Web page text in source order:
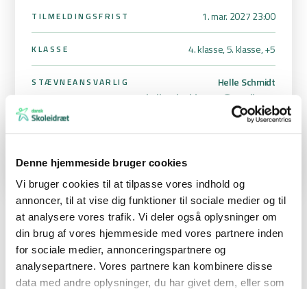
Denne hjemmeside bruger cookies
Vi bruger cookies til at tilpasse vores indhold og
annoncer, til at vise dig funktioner til sociale medier og til
at analysere vores trafik. Vi deler også oplysninger om
din brug af vores hjemmeside med vores partnere inden
for sociale medier, annonceringspartnere og
analysepartnere. Vores partnere kan kombinere disse
data med andre oplysninger, du har givet dem, eller som
TILMELDINGSFRIST 1. mar. 2027 23:00
KLASSE 4. klasse, 5. klasse,+5
STÆVNEANSVARLIG
Helle Schmidt
helleschmidt5555@gmail.com
51 29 2025
ORIENTERINGSLØB i Roskilde området
I det kommende skoleår vil vi igen lægge
orienteringsløbsstævnerne i foråret. Stævnet i Roskildeområdet